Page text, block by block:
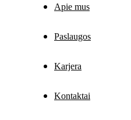
Apie mus
Paslaugos
Karjera
Kontaktai